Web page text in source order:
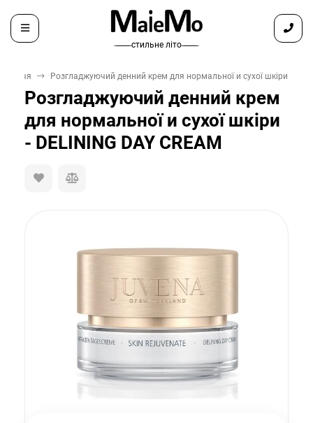
̶ ̶ ̶ ̶ ̶ ̶ ̶ стильне літо ̶ ̶ ̶ ̶ ̶ ̶ ̶
Розгладжуючий денний крем для нормальної и сухої шкіри -
Розгладжуючий денний крем
для нормальної и сухої шкіри
- DELINING DAY CREAM